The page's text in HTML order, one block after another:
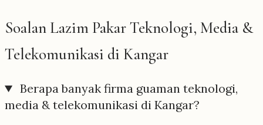
Soalan Lazim Pakar Teknologi, Media &
Telekomunikasi di Kangar
Berapa banyak firma guaman teknologi,
media & telekomunikasi di Kangar?